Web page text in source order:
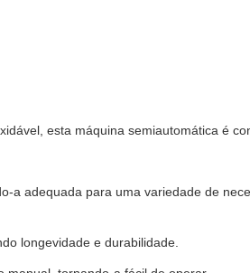
esta máquina semiautomática é
a adequada para uma variedade de
longevidade e durabilidade.